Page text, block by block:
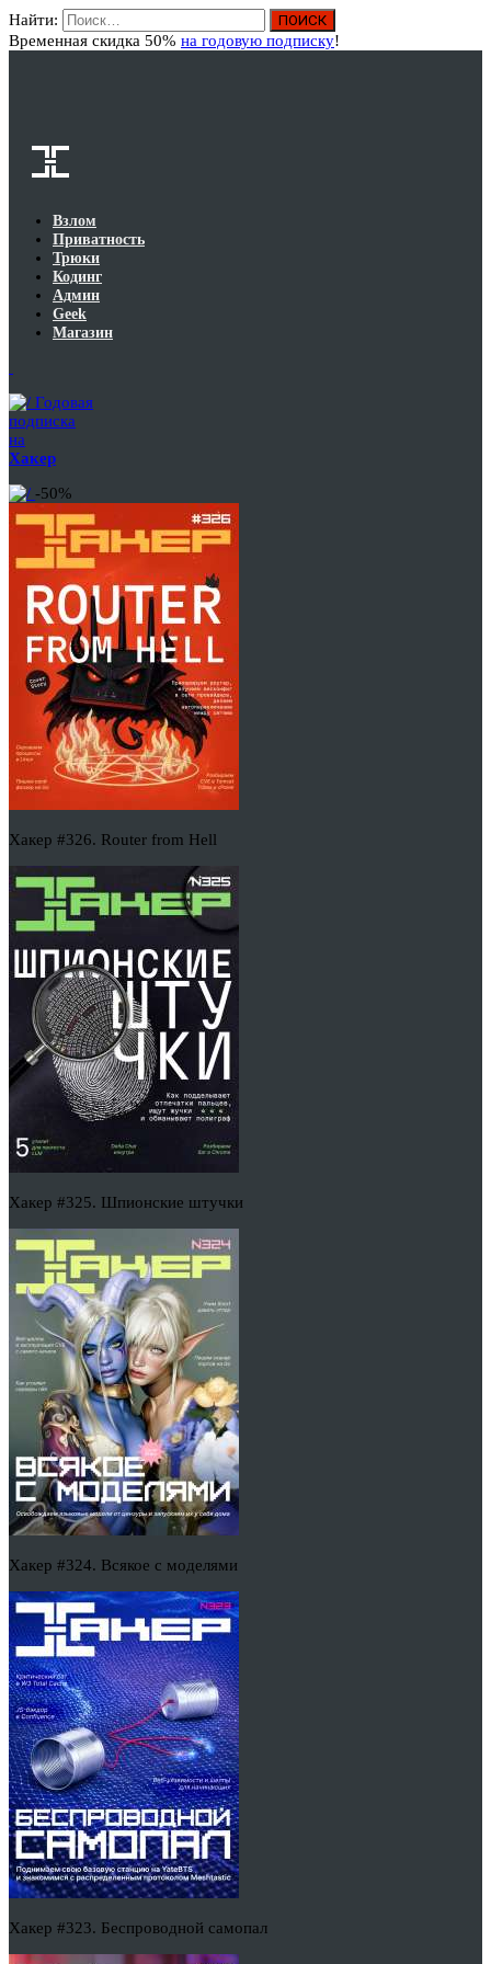
Найти:
Временная скидка 50% на годовую подписку!
Взлом
Приватность
Трюки
Кодинг
Админ
Geek
Магазин
Годовая
подписка
на
Хакер
-50%
Хакер #326. Router from Hell
Хакер #325. Шпионские штучки
Хакер #324. Всякое с моделями
Хакер #323. Беспроводной самопал